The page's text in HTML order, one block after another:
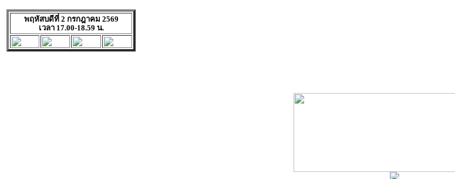
พฤหัสบดีที่ 2 กรกฎาคม 2569
เวลา 17.00-18.59 น.